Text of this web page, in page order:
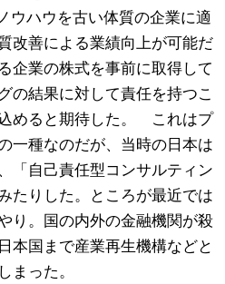
ウハウを古い体質の企業に適
改善による業績向上が可能だ
企業の株式を事前に取得して
の結果に対して責任を持つこ
めると期待した。 これはプ
一種なのだが、当時の日本は
「自己責任型コンサルティン
たりした。ところが最近では
り。国の内外の金融機関が殺
本国まで産業再生機構などと
まった。